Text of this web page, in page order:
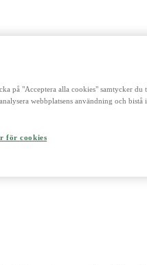
är norra Europas ledande
på "Acceptera alla cookies" samtycker
webbplatsens användning och bistå
för cookies